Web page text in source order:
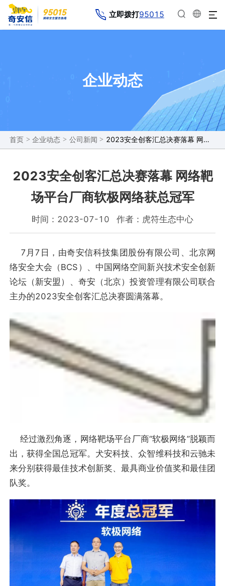
立即拨打95015
企业动态
首页 > 企业动态 > 公司新闻 > 2023安全创客汇总决赛落幕 网络靶场平台厂商软极网络获总冠军
2023安全创客汇总决赛落幕 网络靶
场平台厂商软极网络获总冠军
时间：2023-07-10 作者：虎符生态中心
7月7日，由奇安信科技集团股份有限公司、北京网
络安全大会（BCS）、中国网络空间新兴技术安全创新
论坛（新安盟）、奇安（北京）投资管理有限公司联合
主办的2023安全创客汇总决赛圆满落幕。
经过激烈角逐，网络靶场平台厂商“软极网络”脱颖而
出，获得全国总冠军。犬安科技、众智维科技和云驰未
来分别获得最佳技术创新奖、最具商业价值奖和最佳团
队奖。